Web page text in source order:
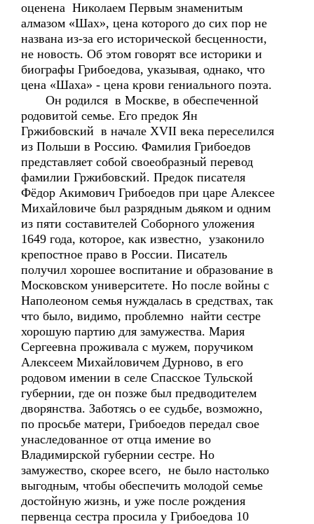
оценена Николаем Первым знаменитым
алмазом «Шах», цена которого до сих пор не
названа из-за его исторической бесценности,
не новость. Об этом говорят все историки и
биографы Грибоедова, указывая, однако, что
цена «Шаха» - цена крови гениального поэта.
Он родился в Москве, в обеспеченной
родовитой семье. Его предок Ян
Гржибовский в начале XVII века переселился
из Польши в Россию. Фамилия Грибоедов
представляет собой своеобразный перевод
фамилии Гржибовский. Предок писателя
Фёдор Акимович Грибоедов при царе Алексее
Михайловиче был разрядным дьяком и одним
из пяти составителей Соборного уложения
1649 года, которое, как известно, узаконило
крепостное право в России. Писатель
получил хорошее воспитание и образование в
Московском университете. Но после войны с
Наполеоном семья нуждалась в средствах, так
что было, видимо, проблемно найти сестре
хорошую партию для замужества. Мария
Сергеевна проживала с мужем, поручиком
Алексеем Михайловичем Дурново, в его
родовом имении в селе Спасское Тульской
губернии, где он позже был предводителем
дворянства. Заботясь о ее судьбе, возможно,
по просьбе матери, Грибоедов передал свое
унаследованное от отца имение во
Владимирской губернии сестре. Но
замужество, скорее всего, не было настолько
выгодным, чтобы обеспечить молодой семье
достойную жизнь, и уже после рождения
первенца сестра просила у Грибоедова 10